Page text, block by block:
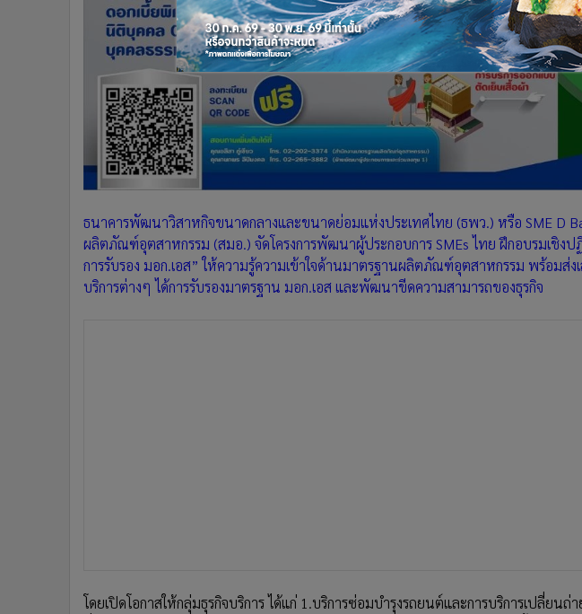
ธนาคารพัฒนาวิสาหกิจขนาดกลางและขนาดย่อมแห่งประเทศไทย (ธพว.) หรือ SME D
ผลิตภัณฑ์อุตสาหกรรม (สมอ.) จัดโครงการพัฒนาผู้ประกอบการ SMEs ไทย ฝึกอบรมเชิงป
การรับรอง มอก.เอส” ให้ความรู้ความเข้าใจด้านมาตรฐานผลิตภัณฑ์อุตสาหกรรม พร้อมส่ง
บริการต่างๆ ได้การรับรองมาตรฐาน มอก.เอส และพัฒนาขีดความสามารถของธุรกิจ
โดยเปิดโอกาสให้กลุ่มธุรกิจบริการ ได้แก่ 1.บริการซ่อมบำรุงรถยนต์และการบริการเปลี่ยนถ่